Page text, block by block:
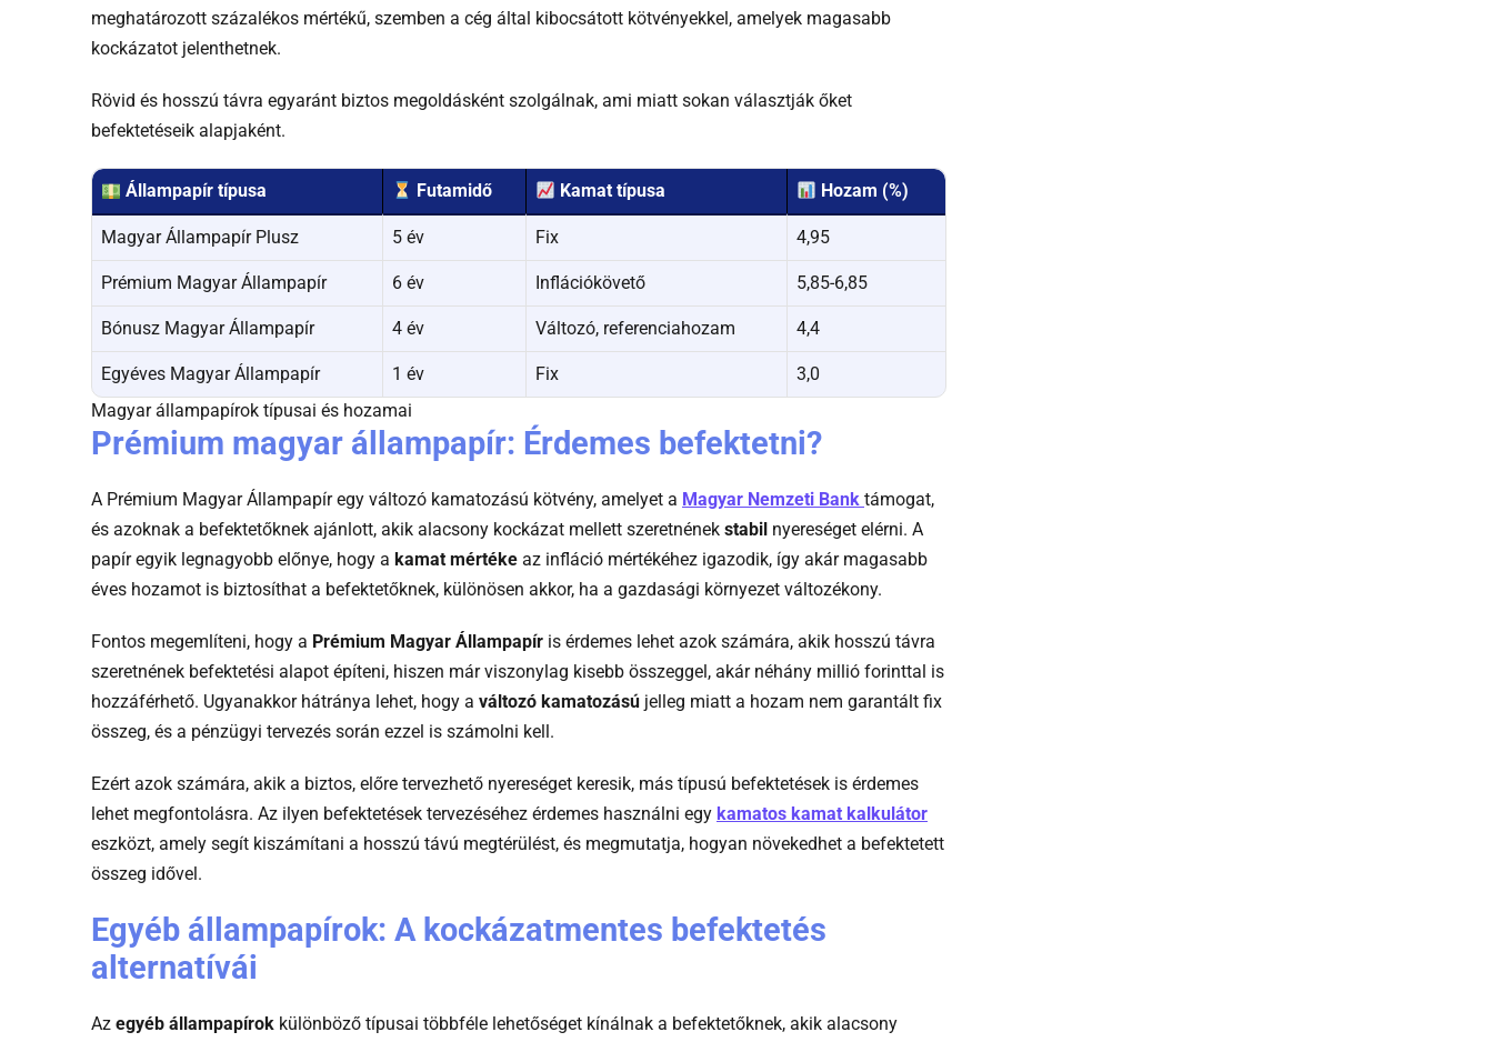
meghatározott százalékos mértékű, szemben a cég által kibocsátott kötvényekkel, amelyek magasabb
kockázatot jelenthetnek.
Rövid és hosszú távra egyaránt biztos megoldásként szolgálnak, ami miatt sokan választják őket
befektetéseik alapjaként.
Állampapír típusa Futamidő Kamat típusa Hozam (%)
Magyar Állampapír Plusz 5 év Fix 4,95
Prémium Magyar Állampapír 6 év Inflációkövető 5,85-6,85
Bónusz Magyar Állampapír 4 év Változó, referenciahozam 4,4
Egyéves Magyar Állampapír 1 év Fix
3,0
Magyar állampapírok típusai és hozamai
Prémium magyar állampapír: Érdemes befektetni?
A Prémium Magyar Állampapír egy változó kamatozású kötvény, amelyet a Magyar Nemzeti Bank -
Web
fooldal
támogat,
és azoknak a befektetőknek ajánlott, akik alacsony kockázat mellett szeretnének stabil nyereséget elérni. A
papír egyik legnagyobb előnye, hogy a kamat mértéke az infláció mértékéhez igazodik, így akár magasabb
éves hozamot is biztosíthat a befektetőknek, különösen akkor, ha a gazdasági környezet változékony.
Fontos megemlíteni, hogy a Prémium Magyar Állampapír is érdemes lehet azok számára, akik hosszú távra
szeretnének befektetési alapot építeni, hiszen már viszonylag kisebb összeggel, akár néhány millió forinttal is
hozzáférhető. Ugyanakkor hátránya lehet, hogy a változó kamatozású jelleg miatt a hozam nem garantált fix
összeg, és a pénzügyi tervezés során ezzel is számolni kell.
Ezért azok számára, akik a biztos, előre tervezhető nyereséget keresik, más típusú befektetések is érdemes
lehet megfontolásra. Az ilyen befektetések tervezéséhez érdemes használni egy kamatos kamat kalkulátor-
Kamatos
eszközt, amely segít kiszámítani a hosszú távú megtérülést, és megmutatja, hogyan növekedhet a befektetett
összeg idővel.
Egyéb állampapírok: A kockázatmentes befektetés
alternatívái
Az egyéb állampapírok különböző típusai többféle lehetőséget kínálnak a befektetőknek, akik alacsony